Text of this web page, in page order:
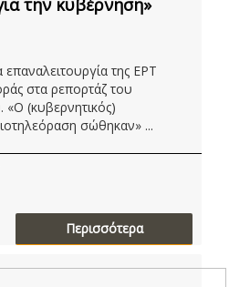
την κυβέρνηση»
της ΕΡΤ
στα ρεπορτάζ του
(κυβερνητικός)
σώθηκαν» ...
Περισσότερα